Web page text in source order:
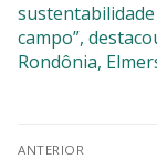
campo”,
Rondônia,
ANTERIOR